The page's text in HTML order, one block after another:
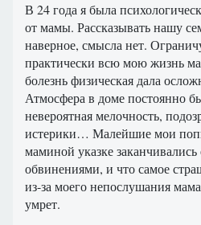
В 24 года я была
от мамы. Рассказывать нашу
наверное, смысла нет.
практически всю мою жизнь
болезнь физическая дала
Атмосфера в доме постоянно
невероятная мелочность,
истерики… Малейшие мои
маминой указке
обвинениями, и что самое
из-за моего непослушания
умрет.